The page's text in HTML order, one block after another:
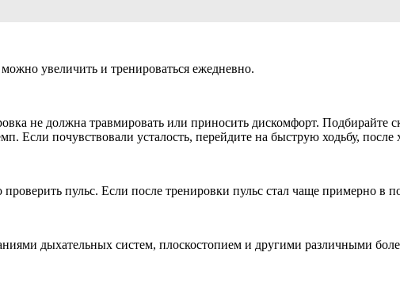
увеличить и тренироваться ежедневно.
не должна травмировать или приносить дискомфорт. Подбирайте
Если почувствовали усталость, перейдите на быструю ходьбу, после
пульс. Если после тренировки пульс стал чаще примерно в
дыхательных систем, плоскостопием и другими различными